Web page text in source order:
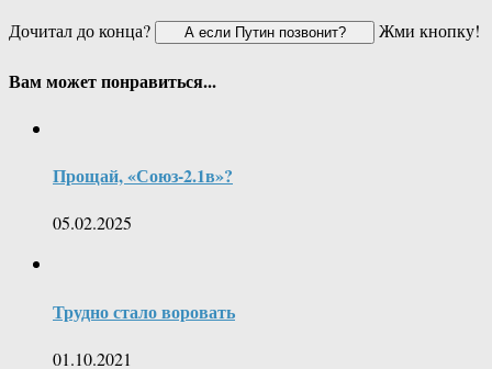
Дочитал до конца?
Жми кнопку!
Вам может понравиться...
Прощай, «Союз-2.1в»?
05.02.2025
Трудно стало воровать
01.10.2021